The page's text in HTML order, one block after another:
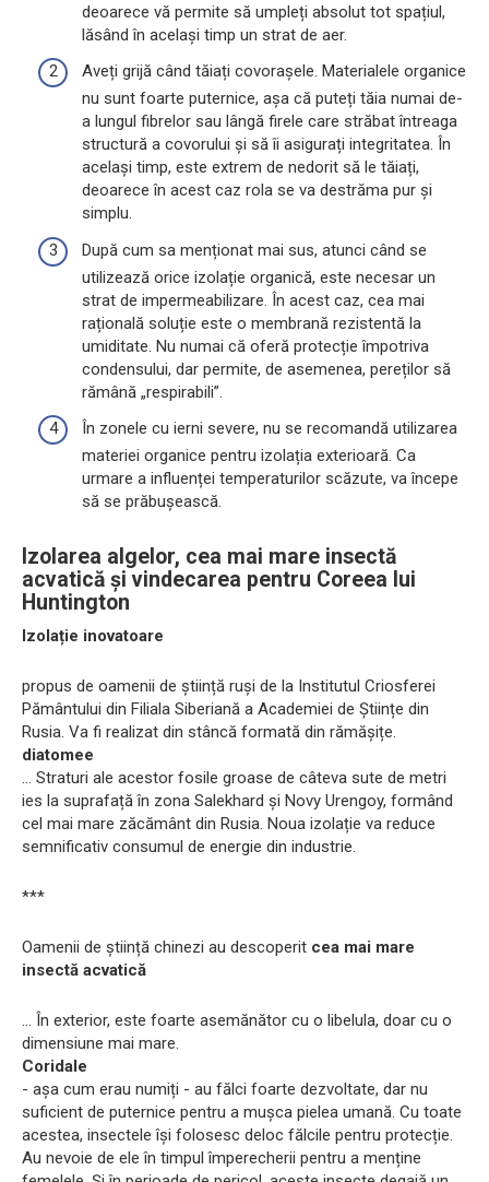
deoarece vă permite să umpleți absolut tot spațiul,
lăsând în același timp un strat de aer.
Aveți grijă când tăiați covorașele. Materialele organice
nu sunt foarte puternice, așa că puteți tăia numai de-
a lungul fibrelor sau lângă firele care străbat întreaga
structură a covorului și să îi asigurați integritatea. În
același timp, este extrem de nedorit să le tăiați,
deoarece în acest caz rola se va destrăma pur și
simplu.
După cum sa menționat mai sus, atunci când se
utilizează orice izolație organică, este necesar un
strat de impermeabilizare. În acest caz, cea mai
rațională soluție este o membrană rezistentă la
umiditate. Nu numai că oferă protecție împotriva
condensului, dar permite, de asemenea, pereților să
rămână „respirabili”.
În zonele cu ierni severe, nu se recomandă utilizarea
materiei organice pentru izolația exterioară. Ca
urmare a influenței temperaturilor scăzute, va începe
să se prăbușească.
Izolarea algelor, cea mai mare insectă
acvatică și vindecarea pentru Coreea lui
Huntington
Izolație inovatoare
propus de oamenii de știință ruși de la Institutul Criosferei
Pământului din Filiala Siberiană a Academiei de Științe din
Rusia. Va fi realizat din stâncă formată din rămășițe.
diatomee
... Straturi ale acestor fosile groase de câteva sute de metri
ies la suprafață în zona Salekhard și Novy Urengoy, formând
cel mai mare zăcământ din Rusia. Noua izolație va reduce
semnificativ consumul de energie din industrie.
***
Oamenii de știință chinezi au descoperit cea mai mare
insectă acvatică
... În exterior, este foarte asemănător cu o libelula, doar cu o
dimensiune mai mare.
Coridale
- așa cum erau numiți - au fălci foarte dezvoltate, dar nu
suficient de puternice pentru a mușca pielea umană. Cu toate
acestea, insectele își folosesc deloc fălcile pentru protecție.
Au nevoie de ele în timpul împerecherii pentru a menține